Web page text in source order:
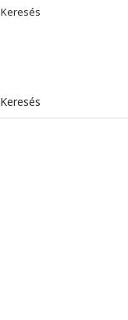
Keresés
Keresés